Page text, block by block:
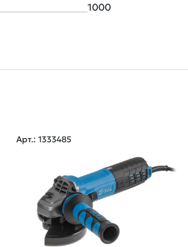
1000
Арт.: 1333485